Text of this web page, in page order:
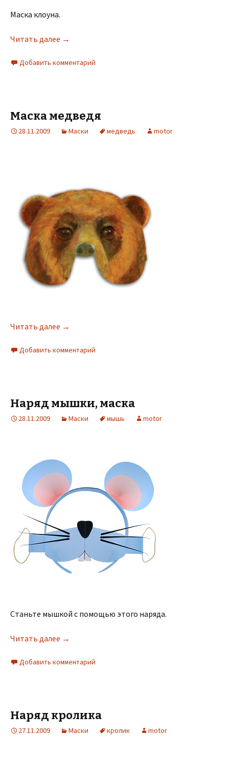
Маска клоуна.
Читать далее →
Добавить комментарий
Маска медведя
28.11.2009 Маски медведь motor
Читать далее →
Добавить комментарий
Наряд мышки, маска
28.11.2009 Маски мышь motor
Станьте мышкой с помощью этого наряда.
Читать далее →
Добавить комментарий
Наряд кролика
27.11.2009 Маски кролик motor